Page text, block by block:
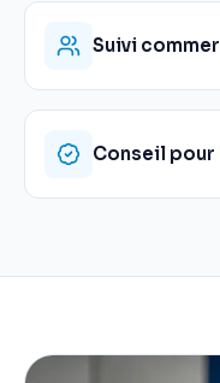
Suivi
Conseil pour